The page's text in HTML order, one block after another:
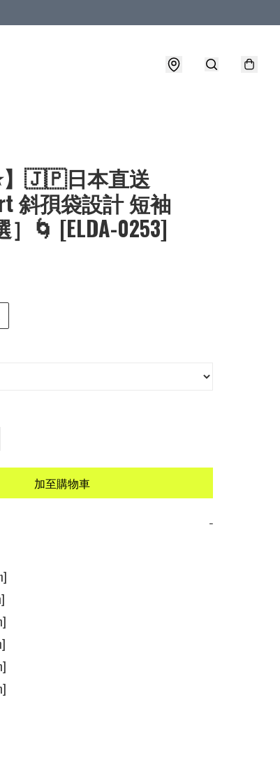
】🇯🇵日本直送
斜孭袋設計 短袖
］🌀 [ELDA-0253]
加至購物車
−